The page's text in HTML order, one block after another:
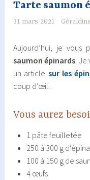
Tarte saumon
31 mars 2021 Géraldine
Aujourd’hui, je
saumon épinards .
un article sur les
coup d’œil.
Vous aurez
1 pâte feuilletée
250 à 300 g
100 à 150 g de
4 œufs